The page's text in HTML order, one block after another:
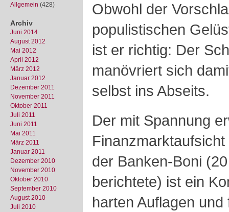
Allgemein (428)
Archiv
Juni 2014
August 2012
Mai 2012
April 2012
März 2012
Januar 2012
Dezember 2011
November 2011
Oktober 2011
Juli 2011
Juni 2011
Mai 2011
März 2011
Januar 2011
Dezember 2010
November 2010
Oktober 2010
September 2010
August 2010
Juli 2010
Obwohl der
populistischen
ist er richtig: Der
manövriert sich
selbst ins Abseits.
Der mit Spannung
der Banken-Boni
berichtete) ist ein
harten Auflagen